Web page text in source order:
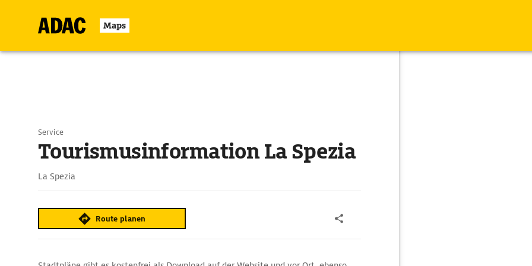
Maps
Service
Tourismusinformation La Spezia
La Spezia
Route planen